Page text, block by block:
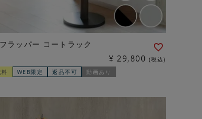
ラッパー コートラック
¥ 29,800
税込
WEB限定 返品不可 動画あり